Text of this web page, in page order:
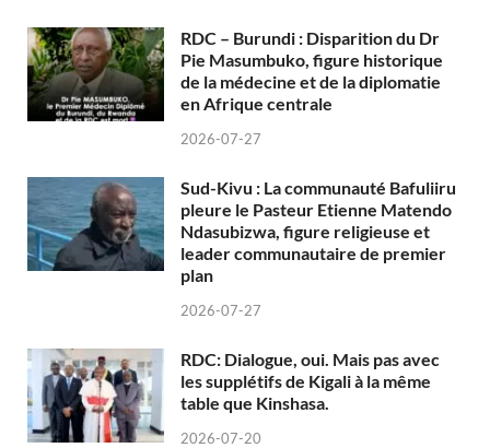
RDC – Burundi : Disparition du Dr
Pie Masumbuko, figure historique
de la médecine et de la diplomatie
en Afrique centrale
2026-07-27
Sud-Kivu : La communauté Bafuliiru
pleure le Pasteur Etienne Matendo
Ndasubizwa, figure religieuse et
leader communautaire de premier
plan
2026-07-27
RDC: Dialogue, oui. Mais pas avec
les supplétifs de Kigali à la même
table que Kinshasa.
2026-07-20